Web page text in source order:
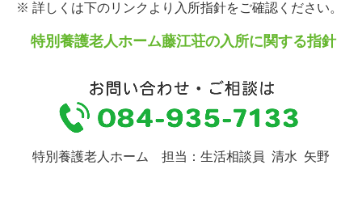
※ 詳しくは下のリンクより入所指針をご確認ください。
特別養護老人ホーム藤江荘の入所に関する指針
特別養護老人ホーム 担当：生活相談員 清水 矢野